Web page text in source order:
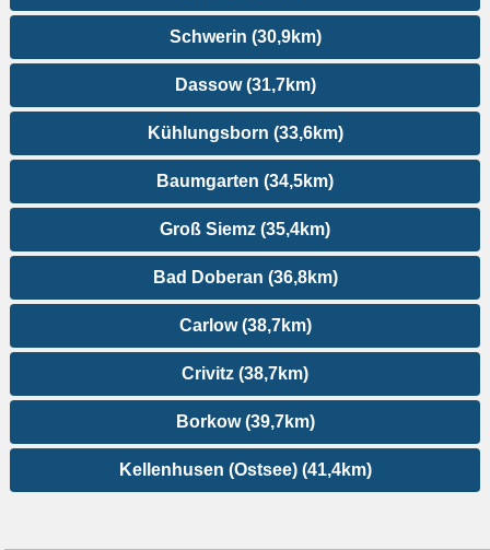
Schwerin (30,9km)
Dassow (31,7km)
Kühlungsborn (33,6km)
Baumgarten (34,5km)
Groß Siemz (35,4km)
Bad Doberan (36,8km)
Carlow (38,7km)
Crivitz (38,7km)
Borkow (39,7km)
Kellenhusen (Ostsee) (41,4km)